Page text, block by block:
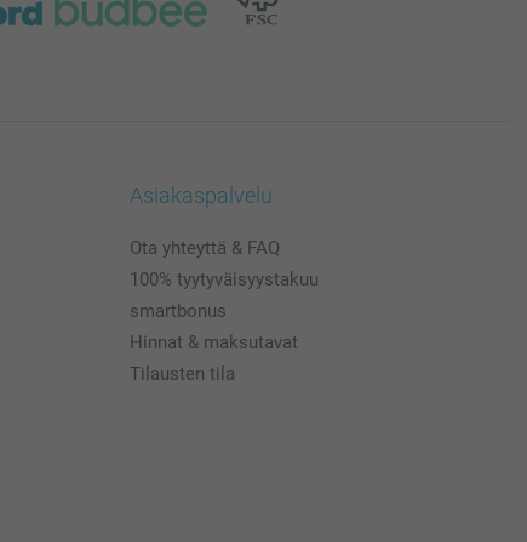
Asiakaspalvelu
Ota yhteyttä & FAQ
100% tyytyväisyystakuu
smartbonus
Hinnat & maksutavat
Tilausten tila